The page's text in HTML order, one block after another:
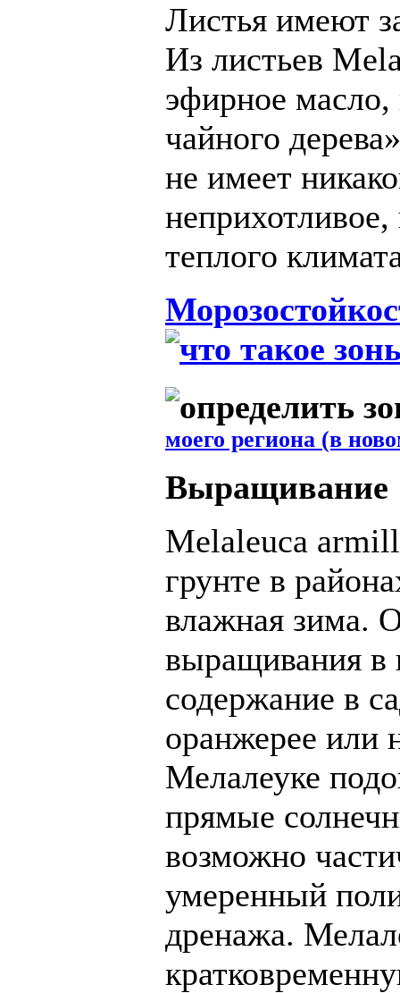
Листья имеют
Из листьев
эфирное
чайного
не имеет
теплого
моего региона (в
Выращивание
Melaleuca
грунте в
влажная зима.
выращивания в
содержание в
оранжерее или
Мелалеуке
прямые
возможно
умеренный
дренажа.